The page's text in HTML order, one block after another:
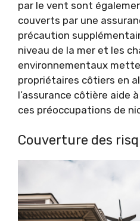
par le vent sont
couverts par une
précaution
niveau de la mer et les
environnementaux
propriétaires côtiers en
l’assurance côtière aide
ces préoccupations de
Couverture des